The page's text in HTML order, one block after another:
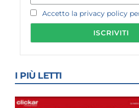
Accetto la privacy policy
I PIÙ LETTI